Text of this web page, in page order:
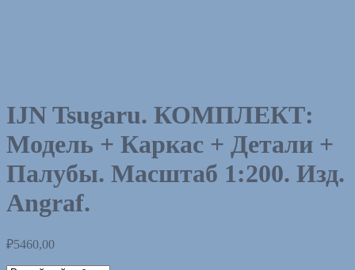
IJN Tsugaru. КОМПЛЕКТ:
Модель + Каркас + Детали +
Палубы. Масштаб 1:200. Изд.
Angraf.
₽5460,00